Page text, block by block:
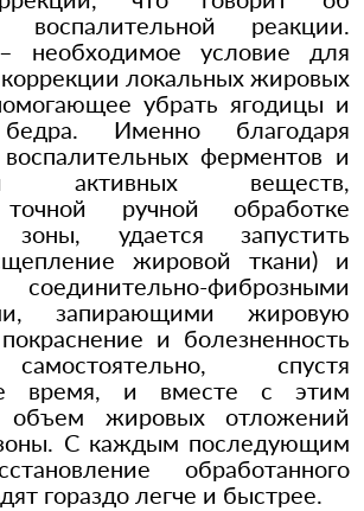
воспалительной реакции.
необходимое условие для
локальных жировых
убрать ягодицы и
Именно благодаря
ферментов и
активных веществ,
точной ручной обработке
зоны, удается запустить
жировой ткани) и
фиброзными
запирающими жировую
и болезненность
спустя
время, и вместе с этим
объем жировых отложений
С каждым последующим
обработанного
гораздо легче и быстрее.